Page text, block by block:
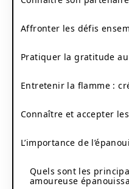
Affronter les défis
Pratiquer la gratitude
Entretenir la flamme :
Connaître et accepter
L’importance de
Quels sont les
amoureuse